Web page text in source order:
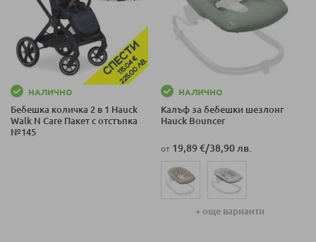
НАЛИЧНО
Бебешка количка 2 в 1 Hauck
Walk N Care Пакет с отстъпка
№145
НАЛИЧНО
Калъф за бебешки шезлонг
Hauck Bouncer
от 19,89 €/38,90 лв.
+ още варианти